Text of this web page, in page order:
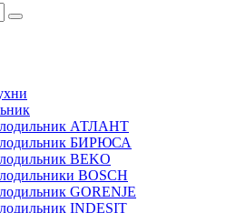
АТЛАНТ
БИРЮСА
BEKO
BOSCH
GORENJE
INDESIT